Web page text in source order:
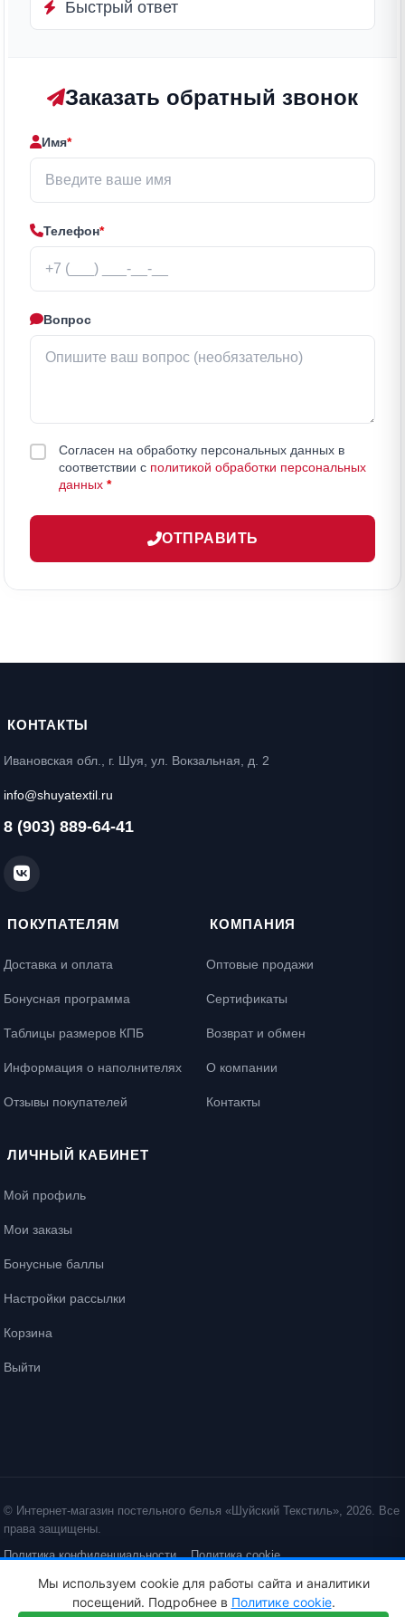
Быстрый ответ
Заказать обратный звонок
Имя*
Телефон*
Вопрос
Согласен на обработку персональных данных в
соответствии с политикой обработки персональных
данных *
ОТПРАВИТЬ
КОНТАКТЫ
Ивановская обл., г. Шуя, ул. Вокзальная, д. 2
info@shuyatextil.ru
8 (903) 889-64-41
ПОКУПАТЕЛЯМ
Доставка и оплата
Бонусная программа
Таблицы размеров КПБ
Информация о наполнителях
Отзывы покупателей
КОМПАНИЯ
Оптовые продажи
Сертификаты
Возврат и обмен
О компании
Контакты
ЛИЧНЫЙ КАБИНЕТ
Мой профиль
Мои заказы
Бонусные баллы
Настройки рассылки
Корзина
Выйти
© Интернет-магазин постельного белья «Шуйский Текстиль», 2026. Все
права защищены.
Политика конфиденциальности
Политика cookie
ID: crt cst ·Мы используем cookie для работы сайта и аналитики
посещений. Подробнее в Политике cookie.